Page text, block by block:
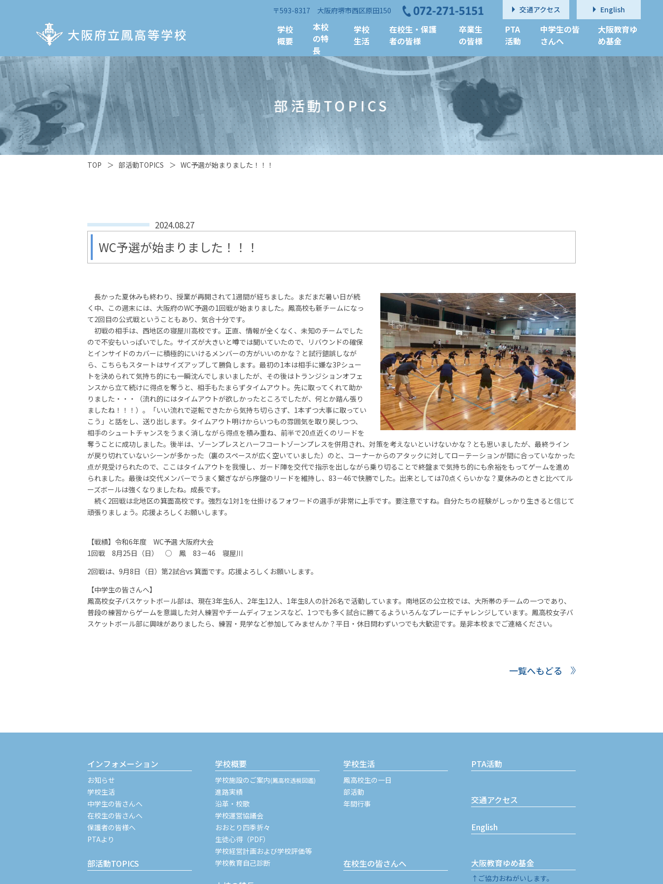
学校
概要
本校
の特
長
学校
生活
在校生・保護
者の皆様
卒業生
の皆様
PTA
活動
中学生の皆
さんへ
大阪教育ゆ
め基金
交通アクセス English
〒593-8317 大阪府堺市西区原田150
部活動TOPICS
TOP ＞ 部活動TOPICS ＞ WC予選が始まりました！！！
2024.08.27
WC予選が始まりました！！！
長かった夏休みも終わり、授業が再開されて1週間が経ちました。まだまだ暑い日が続
く中、この週末には、大阪府のWC予選の1回戦が始まりました。鳳高校も新チームになっ
て2回目の公式戦ということもあり、気合十分です。
初戦の相手は、西地区の寝屋川高校です。正直、情報が全くなく、未知のチームでした
ので不安もいっぱいでした。サイズが大きいと噂では聞いていたので、リバウンドの確保
とインサイドのカバーに積極的にいけるメンバーの方がいいのかな？と試行錯誤しなが
ら、こちらもスタートはサイズアップして勝負します。最初の1本は相手に嫌な3Pシュー
トを決められて気持ち的にも一瞬沈んでしまいましたが、その後はトランジションオフェ
ンスから立て続けに得点を奪うと、相手もたまらずタイムアウト。先に取ってくれて助か
りました・・・（流れ的にはタイムアウトが欲しかったところでしたが、何とか踏ん張り
ましたね！！！）。「いい流れで逆転できたから気持ち切らさず、1本ずつ大事に取ってい
こう」と話をし、送り出します。タイムアウト明けからいつもの雰囲気を取り戻しつつ、
相手のシュートチャンスをうまく消しながら得点を積み重ね、前半で20点近くのリードを
奪うことに成功しました。後半は、ゾーンプレスとハーフコートゾーンプレスを併用され、対策を考えないといけないかな？とも思いましたが、最終ライン
が戻り切れていないシーンが多かった（裏のスペースが広く空いていました）のと、コーナーからのアタックに対してローテーションが間に合っていなかった
点が見受けられたので、ここはタイムアウトを我慢し、ガード陣を交代で指示を出しながら乗り切ることで終盤まで気持ち的にも余裕をもってゲームを進め
られました。最後は交代メンバーでうまく繋ぎながら序盤のリードを維持し、83－46で快勝でした。出来としては70点くらいかな？夏休みのときと比べてル
ーズボールは強くなりましたね。成長です。
続く2回戦は北地区の箕面高校です。強烈な1対1を仕掛けるフォワードの選手が非常に上手です。要注意ですね。自分たちの経験がしっかり生きると信じて
頑張りましょう。応援よろしくお願いします。
【戦績】令和6年度 WC予選 大阪府大会
1回戦 8月25日（日） ○ 鳳 83－46 寝屋川
2回戦は、9月8日（日）第2試合vs 箕面です。応援よろしくお願いします。
【中学生の皆さんへ】
鳳高校女子バスケットボール部は、現在3年生6人、2年生12人、1年生8人の計26名で活動しています。南地区の公立校では、大所帯のチームの一つであり、
普段の練習からゲームを意識した対人練習やチームディフェンスなど、1つでも多く試合に勝てるよういろんなプレーにチャレンジしています。鳳高校女子バ
スケットボール部に興味がありましたら、練習・見学など参加してみませんか？平日・休日問わずいつでも大歓迎です。是非本校までご連絡ください。
一覧へもどる
インフォメーション
お知らせ
学校生活
中学生の皆さんへ
在校生の皆さんへ
保護者の皆様へ
PTAより
部活動TOPICS
学校概要
学校施設のご案内(鳳高校透視図鑑)
進路実績
沿革・校歌
学校運営協議会
おおとり四季折々
生徒心得（PDF）
学校経営計画および学校評価等
学校教育自己診断
学校生活
鳳高校生の一日
部活動
年間行事
在校生の皆さんへ
PTA活動
交通アクセス
English
大阪教育ゆめ基金
↑ご協力おねがいします。